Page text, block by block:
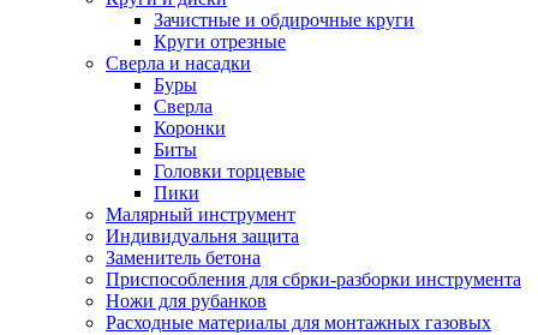
Зачистные и обдирочные круги
Круги отрезные
Сверла и насадки
Буры
Сверла
Коронки
Биты
Головки торцевые
Пики
Малярный инструмент
Индивидуальня защита
Заменитель бетона
Приспособления для сбрки-разборки инструмента
Ножи для рубанков
Расходные материалы для монтажных газовых